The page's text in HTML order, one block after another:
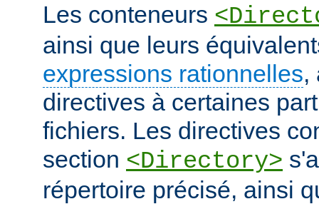
Les conteneurs
ainsi que leurs
expressions rationnelles,
directives à certaines
fichiers. Les directives
section <Directory>
répertoire précisé, ainsi